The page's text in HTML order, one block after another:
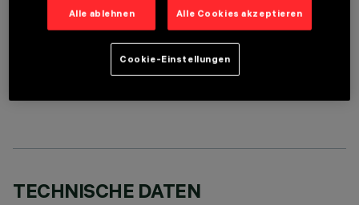
OPTIONALE KOMPONENTEN
TECHNISCHE DATEN
Alle ablehnen Alle Cookies akzeptieren
Cookie-Einstellungen